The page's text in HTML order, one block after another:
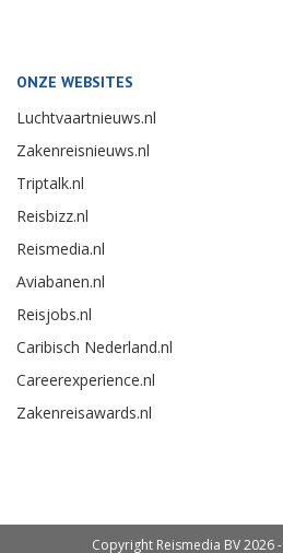
ONZE WEBSITES
Luchtvaartnieuws.nl
Zakenreisnieuws.nl
Triptalk.nl
Reisbizz.nl
Reismedia.nl
Aviabanen.nl
Reisjobs.nl
Caribisch Nederland.nl
Careerexperience.nl
Zakenreisawards.nl
Copyright Reismedia BV 2026 -